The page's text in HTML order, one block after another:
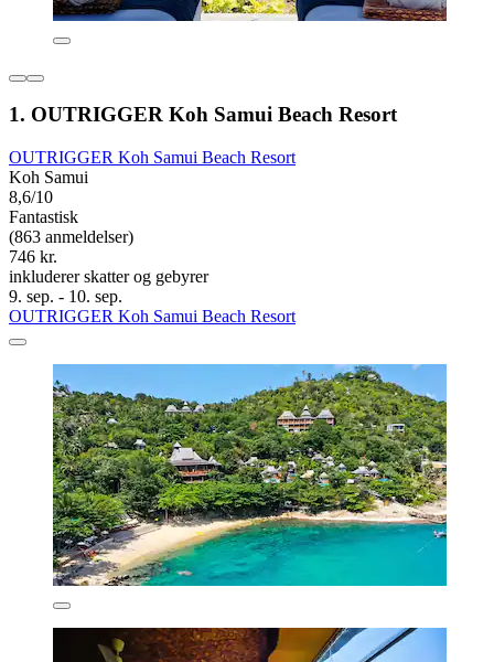
1. OUTRIGGER Koh Samui Beach Resort
OUTRIGGER Koh Samui Beach Resort
Koh Samui
8,6/10
Fantastisk
(863 anmeldelser)
746 kr.
inkluderer skatter og gebyrer
9. sep. - 10. sep.
OUTRIGGER Koh Samui Beach Resort